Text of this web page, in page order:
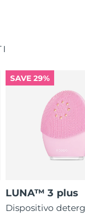
SAVE 29%
LUNA™ 3 plus
Dispositivo